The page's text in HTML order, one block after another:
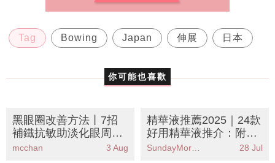
Tag Bowing Japan 伸展 日本
你可能也喜歡
黑眼圈改善方法丨7招
補鐵抗敏助淡化眼周暗
mcchan 3 Aug
精華液推薦2025｜24款
好用精華液推介：附精
華液正確用法及使用順
28 Jul